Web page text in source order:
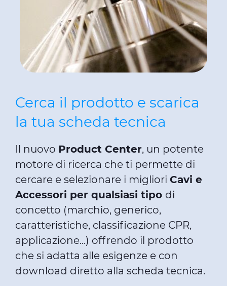
Cerca il prodotto e scarica
la tua scheda tecnica
Il nuovo Product Center, un potente
motore di ricerca che ti permette di
cercare e selezionare i migliori Cavi e
Accessori per qualsiasi tipo di
concetto (marchio, generico,
caratteristiche, classificazione CPR,
applicazione...) offrendo il prodotto
che si adatta alle esigenze e con
download diretto alla scheda tecnica.